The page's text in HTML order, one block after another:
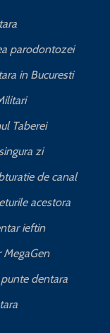
parodontozei
in Bucuresti
Taberei
zi
de canal
acestora
ieftin
dentara